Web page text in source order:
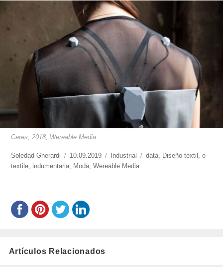
Ceres, 2018, Wereable Media.
https://www.experimenta.es/author/soledad-
gherardi/
Soledad Gherardi
Publicado
el
10.09.2019 Categorías
Industrial Etiquetas
data, Diseño textil ,e-
textile, indumentaria, Moda,Wereable Media
Artículos Relacionados